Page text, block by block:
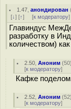
1.47 ,анондирован
[↓] [↑] [к модератору]
Главиндус
разработку в
количеством)
2.50 ,Аноним (50
[к модератору]
Кафке
2.52 ,Аноним (52
[к модератору]